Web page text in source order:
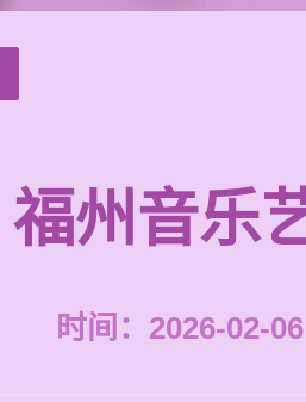
福州音乐
时间：2026-02-